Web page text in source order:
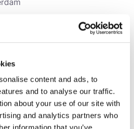
content and ads, to
and to analyse our traffic.
about your use of our site with
and analytics partners who
Besuche Webshop